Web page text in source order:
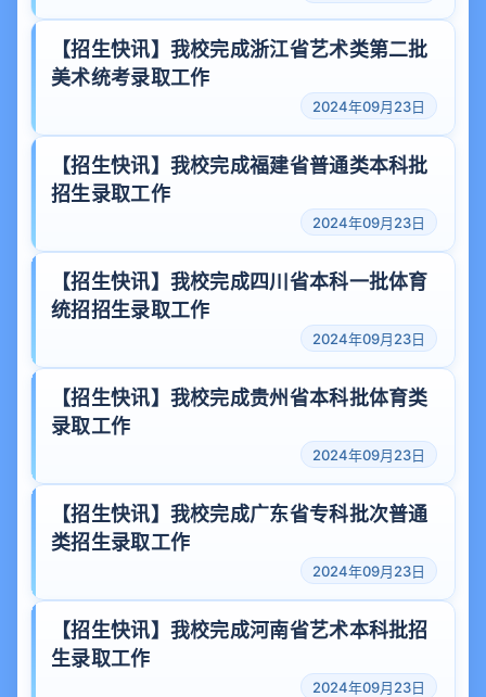
【招生快讯】我校完成浙江省艺术类第二批
美术统考录取工作
2024年09月23日
【招生快讯】我校完成福建省普通类本科批
招生录取工作
2024年09月23日
【招生快讯】我校完成四川省本科一批体育
统招招生录取工作
2024年09月23日
【招生快讯】我校完成贵州省本科批体育类
录取工作
2024年09月23日
【招生快讯】我校完成广东省专科批次普通
类招生录取工作
2024年09月23日
【招生快讯】我校完成河南省艺术本科批招
生录取工作
2024年09月23日